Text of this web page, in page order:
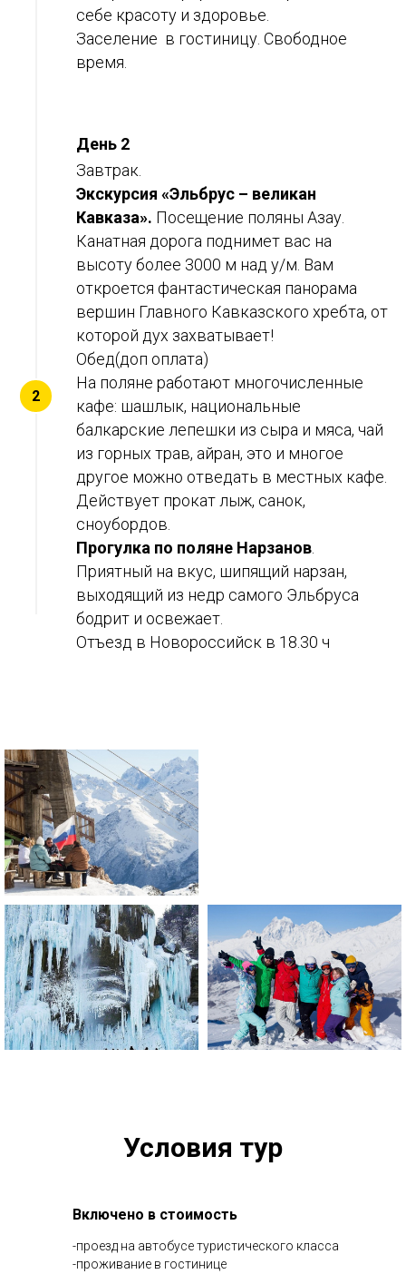
себе красоту и здоровье.
Заселение в гостиницу. Свободное
время.
День 2
Завтрак.
Экскурсия «Эльбрус – великан
Кавказа». Посещение поляны Азау.
Канатная дорога поднимет вас на
высоту более 3000 м над у/м. Вам
откроется фантастическая панорама
вершин Главного Кавказского хребта, от
которой дух захватывает!
Обед(доп оплата)
На поляне работают многочисленные
кафе: шашлык, национальные
балкарские лепешки из сыра и мяса, чай
из горных трав, айран, это и многое
другое можно отведать в местных кафе.
Действует прокат лыж, санок,
сноубордов.
Прогулка по поляне Нарзанов
Приятный на вкус, шипящий нарзан,
выходящий из недр самого Эльбруса
бодрит и освежает.
Отъезд в Новороссийск в 18.30 ч
Условия тур
Включено в стоимость
-проезд на автобусе туристического класса
-проживание в гостинице